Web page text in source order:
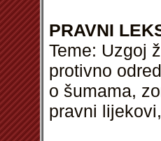
PRAVNI
Teme: Uzgoj
protivno
o šumama,
pravni lijekovi,